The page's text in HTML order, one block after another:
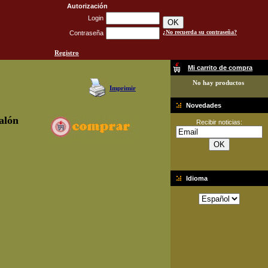
Autorización
Login
Contraseña ¿No recuerda su contraseña?
Registro
Imprimir
Mi carrito de compra
No hay productos
Novedades
Recibir noticias:
Idioma